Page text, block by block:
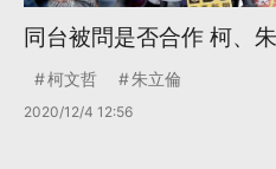
同台被問是否合作 柯、
柯文哲 朱立倫
2020/12/4 12:56